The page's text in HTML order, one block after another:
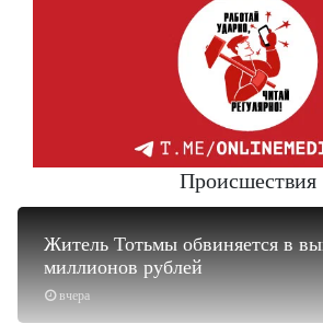
Происшествия
вчера
Житель Тотьмы обвиняется в
миллионов рублей